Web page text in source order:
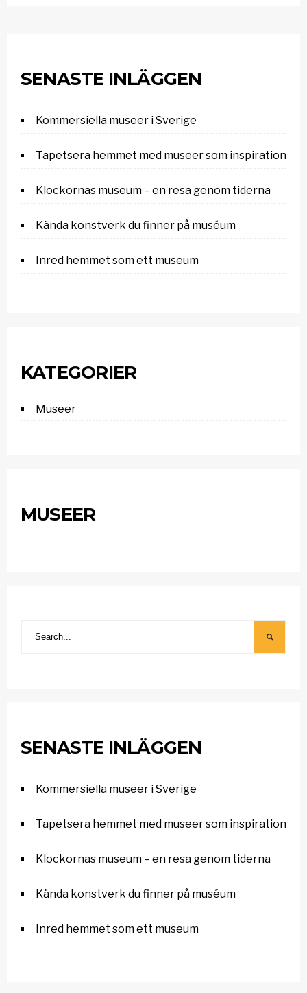
SENASTE INLÄGGEN
Kommersiella museer i Sverige
Tapetsera hemmet med museer som inspiration
Klockornas museum – en resa genom tiderna
Kända konstverk du finner på muséum
Inred hemmet som ett museum
KATEGORIER
Museer
MUSEER
SENASTE INLÄGGEN
Kommersiella museer i Sverige
Tapetsera hemmet med museer som inspiration
Klockornas museum – en resa genom tiderna
Kända konstverk du finner på muséum
Inred hemmet som ett museum